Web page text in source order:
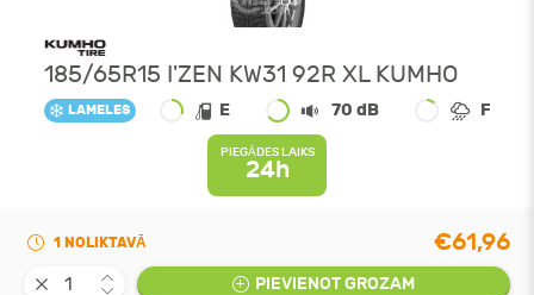
185/65R15 I'ZEN KW31 92R XL KUMHO
LAMELES E 70 dB F
PIEGĀDES LAIKS
24h
1 NOLIKTAVĀ €61,96
PIEVIENOT GROZAM